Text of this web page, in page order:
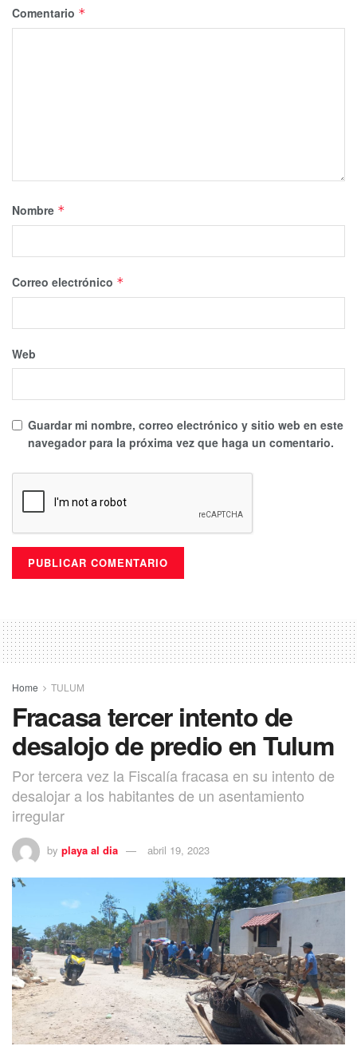
Comentario *
Nombre *
Correo electrónico *
Web
Guardar mi nombre, correo electrónico y sitio web en este
navegador para la próxima vez que haga un comentario.
Home TULUM
Fracasa tercer intento de
desalojo de predio en Tulum
Por tercera vez la Fiscalía fracasa en su intento de
desalojar a los habitantes de un asentamiento
irregular
by playa al dia abril 19, 2023